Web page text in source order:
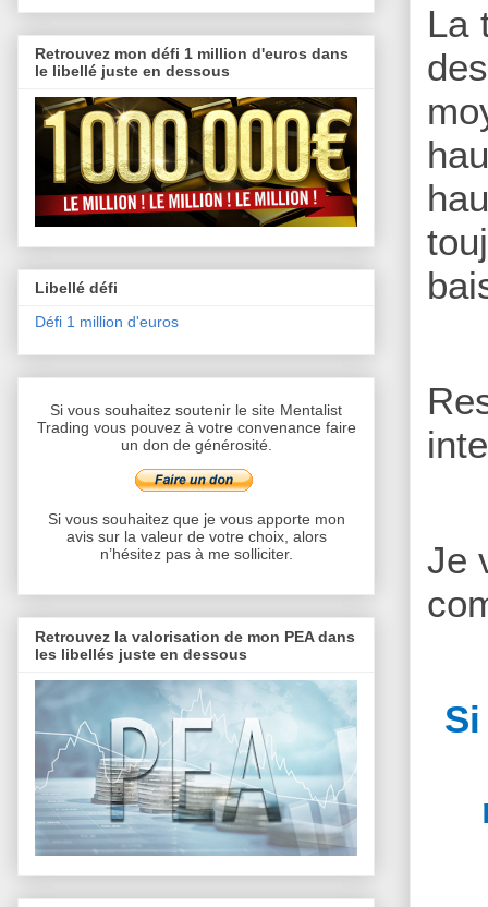
La
Je
Retrouvez mon défi 1 million d'euros dans
le libellé juste en dessous
Libellé défi
Défi 1 million d'euros
Si vous souhaitez soutenir le site Mentalist
Trading vous pouvez à votre convenance faire
un don de générosité.
Si vous souhaitez que je vous apporte mon
avis sur la valeur de votre choix, alors
n’hésitez pas à me solliciter.
Retrouvez la valorisation de mon PEA dans
les libellés juste en dessous